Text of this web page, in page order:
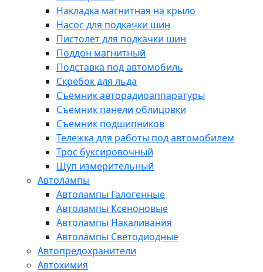
Накладка магнитная на крыло
Насос для подкачки шин
Пистолет для подкачки шин
Поддон магнитный
Подставка под автомобиль
Скребок для льда
Съемник авторадиоаппаратуры
Съемник панели облицовки
Съемник подшипников
Тележка для работы под автомобилем
Трос буксировочный
Щуп измерительный
Автолампы
Автолампы Галогенные
Автолампы Ксеноновые
Автолампы Накаливания
Автолампы Светодиодные
Автопредохранители
Автохимия